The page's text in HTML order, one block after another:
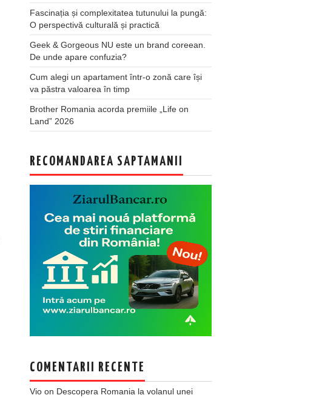
Fascinația și complexitatea tutunului la pungă:
O perspectivă culturală și practică
Geek & Gorgeous NU este un brand coreean.
De unde apare confuzia?
Cum alegi un apartament într-o zonă care își
va păstra valoarea în timp
Brother Romania acorda premiile „Life on
Land” 2026
RECOMANDAREA SAPTAMANII
COMENTARII RECENTE
Vio on Descopera Romania la volanul unei